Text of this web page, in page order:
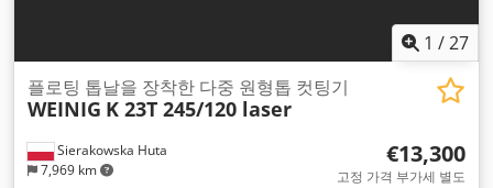
1 /27
Sierakowska Huta
7,969 km
플로팅 톱날을 장착한 다중 원형톱 컷팅기
WEINIG K 23T 245/120 laser
€13,300
고정 가격 부가세 별도